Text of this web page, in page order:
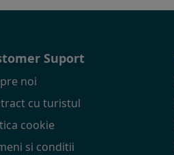
Suport
noi
cu turistul
cookie
si conditii